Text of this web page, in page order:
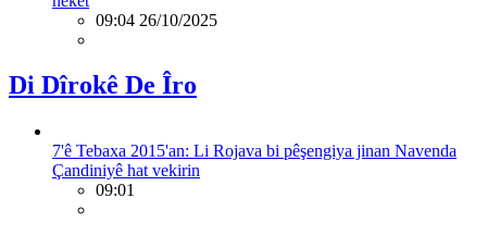
09:04 26/10/2025
Di Dîrokê De Îro
7'ê Tebaxa 2015'an: Li Rojava bi pêşengiya jinan Navenda
Çandiniyê hat vekirin
09:01